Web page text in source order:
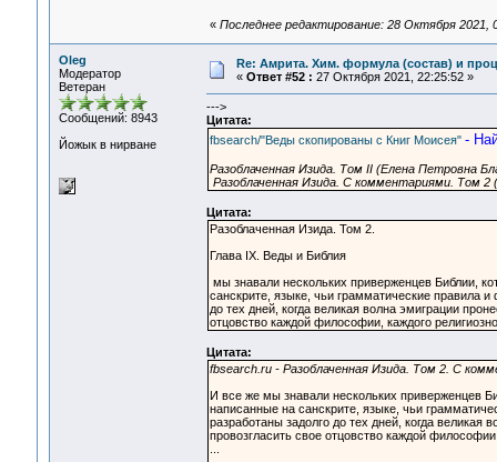
« Последнее редактирование: 28 Октября 2021,
Oleg
Модератор
Ветеран
Сообщений: 8943
Йожык в нирване
Re: Амрита. Хим. формула (состав) и
« Ответ #52 : 27 Октября 2021, 22:25:52 »
--->
Цитата:
fbsearch/"Веды скопированы с Книг Моисея" -
Разоблаченная Изида. Том II (Елена Петровна
Разоблаченная Изида. С комментариями. Том 2
Цитата:
Разоблаченная Изида. Том 2.
Глава IX. Веды и Библия
мы знавали нескольких приверженцев Библии,
санскрите, языке, чьи грамматические правила
до тех дней, когда великая волна эмиграции
отцовство каждой философии, каждого
Цитата:
fbsearch.ru - Разоблаченная Изида. Том 2. С
И все же мы знавали нескольких приверженцев
написанные на санскрите, языке, чьи
разработаны задолго до тех дней, когда
провозгласить свое отцовство каждой